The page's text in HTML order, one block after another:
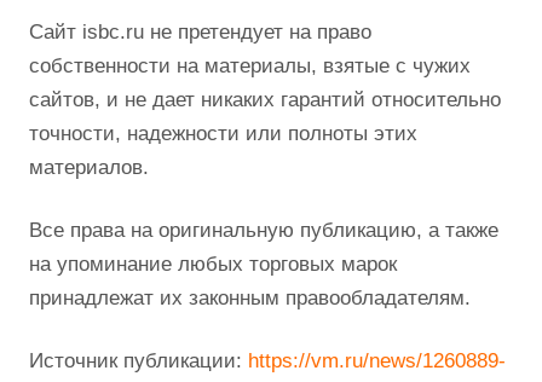
Сайт isbc.ru не претендует на право
собственности на материалы, взятые с чужих
сайтов, и не дает никаких гарантий относительно
точности, надежности или полноты этих
материалов.
Все права на оригинальную публикацию, а также
на упоминание любых торговых марок
принадлежат их законным правообладателям.
Источник публикации: https://vm.ru/news/1260889-